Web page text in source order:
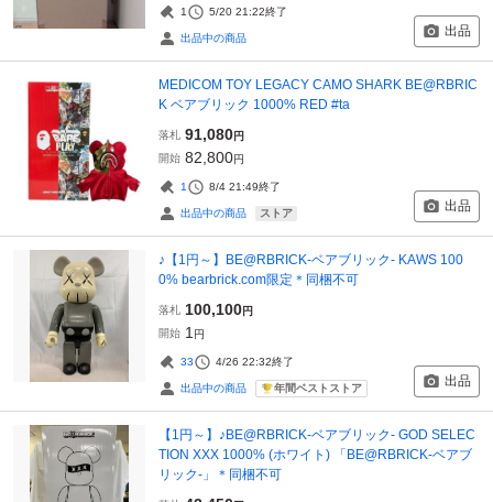
1 5/20 21:22終了
出品中の商品 出品
MEDICOM TOY LEGACY CAMO SHARK BE@RBRIC
K ベアブリック 1000% RED #ta
落札 91,080円
開始 82,800円
1 8/4 21:49終了
出品中の商品 ストア 出品
♪【1円～】BE@RBRICK-ベアブリック- KAWS 100
0% bearbrick.com限定＊同梱不可
落札 100,100円
開始 1 円
33 4/26 22:32終了
出品中の商品 年間ベストストア 出品
【1円～】♪BE@RBRICK-ベアブリック- GOD SELEC
TION XXX 1000% (ホワイト) 「BE@RBRICK-ベアブ
リック-」＊同梱不可